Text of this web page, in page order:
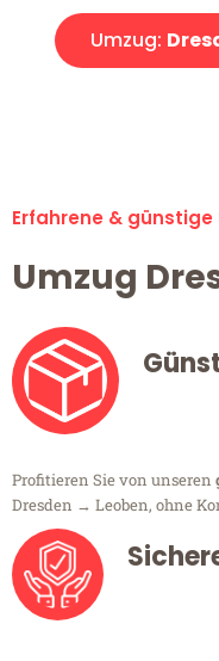
Umzug:
Erfahrene &
Umzug
Profitieren Sie von unseren
Dresden → Leoben, ohne